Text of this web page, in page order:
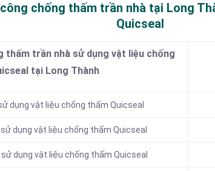
chống thấm trần nhà tại Long
Quicseal
thấm trần nhà sử dụng vật liệu chống
tại Long Thành
dụng vật liệu chống thấm Quicseal
dụng vật liệu chống thấm Quicseal
dụng vật liệu chống thấm Quicseal